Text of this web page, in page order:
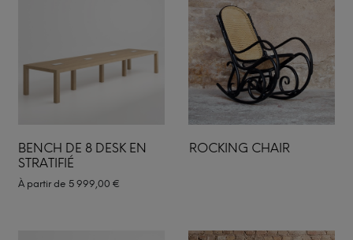
BENCH DE 8 DESK EN
STRATIFIÉ
À partir de 5 999,00 €
ROCKING CHAIR